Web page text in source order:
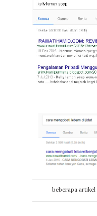
beberapa artikel